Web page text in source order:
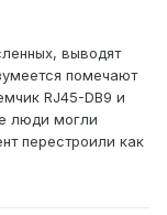
выводят
помечают
RJ45-DB9 и
люди могли
перестроили как